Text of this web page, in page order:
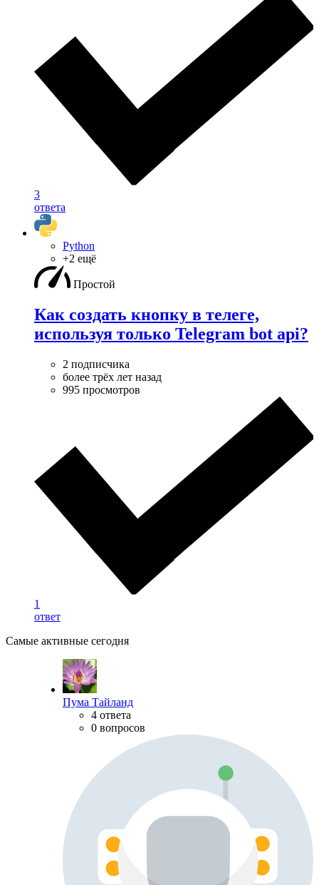
3
ответа
Python
+2 ещё
Простой
Как создать кнопку в телеге,
используя только Telegram bot api?
2 подписчика
более трёх лет назад
995 просмотров
1
ответ
Самые активные сегодня
Пума Тайланд
4 ответа
0 вопросов